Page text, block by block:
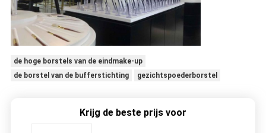
de hoge borstels van de eindmake-up
de borstel van de bufferstichting
gezichtspoederborstel
Krijg de beste prijs voor